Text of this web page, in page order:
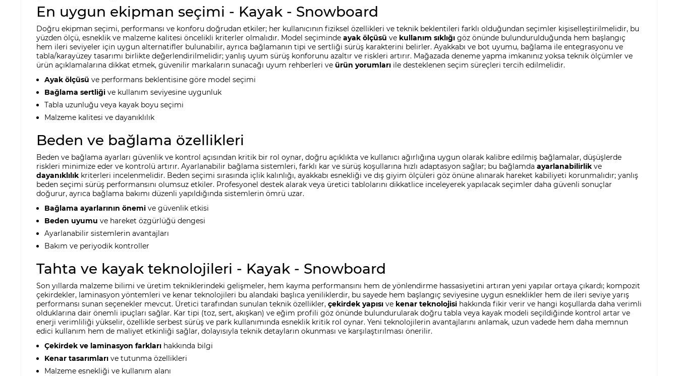
En uygun ekipman seçimi - Kayak - Snowboard
Doğru ekipman seçimi, performansı ve konforu doğrudan etkiler; her kullanıcının fiziksel özellikleri ve teknik beklentileri farklı olduğundan seçimler kişiselleştirilmelidir, bu
yüzden ölçü, esneklik ve malzeme kalitesi öncelikli kriterler olmalıdır. Model seçiminde ayak ölçüsü ve kullanım sıklığı göz önünde bulundurulduğunda hem başlangıç
hem ileri seviyeler için uygun alternatifler bulunabilir, ayrıca bağlamanın tipi ve sertliği sürüş karakterini belirler. Ayakkabı ve bot uyumu, bağlama ile entegrasyonu ve
tabla/karayüzey tasarımı birlikte değerlendirilmelidir; yanlış uyum sürüş konforunu azaltır ve riskleri artırır. Mağazada deneme yapma imkanınız yoksa teknik ölçümler ve
ürün açıklamalarına dikkat etmek, güvenilir markaların sunacağı uyum rehberleri ve ürün yorumları ile desteklenen seçim süreçleri tercih edilmelidir.
Ayak ölçüsü ve performans beklentisine göre model seçimi
Bağlama sertliği ve kullanım seviyesine uygunluk
Tabla uzunluğu veya kayak boyu seçimi
Malzeme kalitesi ve dayanıklılık
Beden ve bağlama özellikleri
Beden ve bağlama ayarları güvenlik ve kontrol açısından kritik bir rol oynar, doğru açıklıkta ve kullanıcı ağırlığına uygun olarak kalibre edilmiş bağlamalar, düşüşlerde
riskleri minimize eder ve kontrolü artırır. Ayarlanabilir bağlama sistemleri, farklı kar ve sürüş koşullarına hızlı adaptasyon sağlar; bu bağlamda ayarlanabilirlik ve
dayanıklılık kriterleri incelenmelidir. Beden seçimi sırasında içlik kalınlığı, ayakkabı esnekliği ve dış giyim ölçüleri göz önüne alınarak hareket kabiliyeti korunmalıdır; yanlış
beden seçimi sürüş performansını olumsuz etkiler. Profesyonel destek alarak veya üretici tablolarını dikkatlice inceleyerek yapılacak seçimler daha güvenli sonuçlar
doğurur, ayrıca bağlama bakımı düzenli yapıldığında sistemlerin ömrü uzar.
Bağlama ayarlarının önemi ve güvenlik etkisi
Beden uyumu ve hareket özgürlüğü dengesi
Ayarlanabilir sistemlerin avantajları
Bakım ve periyodik kontroller
Tahta ve kayak teknolojileri - Kayak - Snowboard
Son yıllarda malzeme bilimi ve üretim tekniklerindeki gelişmeler, hem kayma performansını hem de yönlendirme hassasiyetini artıran yeni yapılar ortaya çıkardı; kompozit
çekirdekler, laminasyon yöntemleri ve kenar teknolojileri bu alandaki başlıca yeniliklerdir, bu sayede hem başlangıç seviyesine uygun esneklikler hem de ileri seviye yarış
performansı sunan seçenekler mevcut. Üretici tarafından sunulan teknik özellikler, çekirdek yapısı ve kenar teknolojisi hakkında fikir verir ve hangi koşullarda daha verimli
olduklarına dair önemli ipuçları sağlar. Kar tipi (toz, sert, akışkan) ve eğim profili göz önünde bulundurularak doğru tabla veya kayak modeli seçildiğinde kontrol artar ve
enerji verimliliği yükselir, özellikle serbest sürüş ve park kullanımında esneklik kritik rol oynar. Yeni teknolojilerin avantajlarını anlamak, uzun vadede hem daha memnun
edici kullanım hem de maliyet etkinliği sağlar, dolayısıyla teknik detayların okunması ve karşılaştırılması önerilir.
Çekirdek ve laminasyon farkları hakkında bilgi
Kenar tasarımları ve tutunma özellikleri
Malzeme esnekliği ve kullanım alanı